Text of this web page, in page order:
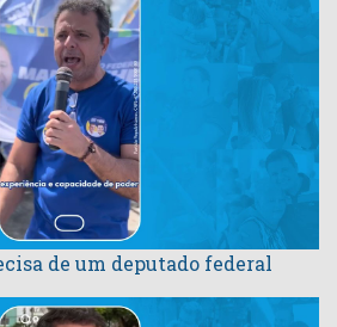
de um deputado federal